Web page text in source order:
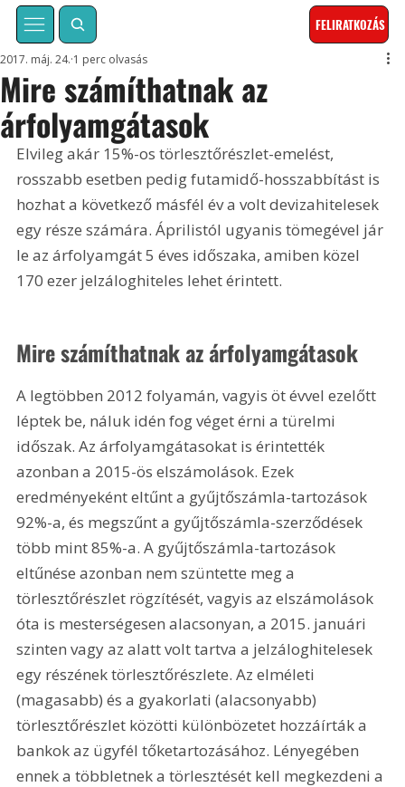
FELIRATKOZÁS
Mire számíthatnak az
árfolyamgátasok
2017. máj. 24. 1 perc olvasás
Elvileg akár 15%-os törlesztőrészlet-emelést,
rosszabb esetben pedig futamidő-hosszabbítást is
hozhat a következő másfél év a volt devizahitelesek
egy része számára. Áprilistól ugyanis tömegével jár
le az árfolyamgát 5 éves időszaka, amiben közel
170 ezer jelzáloghiteles lehet érintett.
Mire számíthatnak az árfolyamgátasok
A legtöbben 2012 folyamán, vagyis öt évvel ezelőtt
léptek be, náluk idén fog véget érni a türelmi
időszak. Az árfolyamgátasokat is érintették
azonban a 2015-ös elszámolások. Ezek
eredményeként eltűnt a gyűjtőszámla-tartozások
92%-a, és megszűnt a gyűjtőszámla-szerződések
több mint 85%-a. A gyűjtőszámla-tartozások
eltűnése azonban nem szüntette meg a
törlesztőrészlet rögzítését, vagyis az elszámolások
óta is mesterségesen alacsonyan, a 2015. januári
szinten vagy az alatt volt tartva a jelzáloghitelesek
egy részének törlesztőrészlete. Az elméleti
(magasabb) és a gyakorlati (alacsonyabb)
törlesztőrészlet közötti különbözetet hozzáírták a
bankok az ügyfél tőketartozásához. Lényegében
ennek a többletnek a törlesztését kell megkezdeni a